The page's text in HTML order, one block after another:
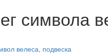
символа